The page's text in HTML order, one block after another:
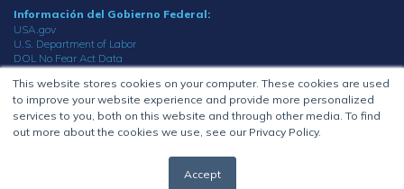
This website stores cookies on your computer. These cookies are used
to improve your website experience and provide more personalized
services to you, both on this website and through other media. To find
out more about the cookies we use, see our Privacy Policy.
Accept
Información del Gobierno Federal:
USA.gov
U.S. Department of Labor
DOL No Fear Act Data
Oficina del inspector general
© 2023 Department of Labor.
All rights reserved.